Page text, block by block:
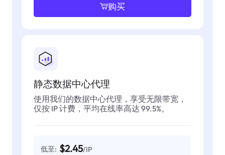
购买
静态数据中心代理
使用我们的数据中心代理，享受无限带宽，
仅按 IP 计费，平均在线率高达 99.5%。
低至: $2.45/IP